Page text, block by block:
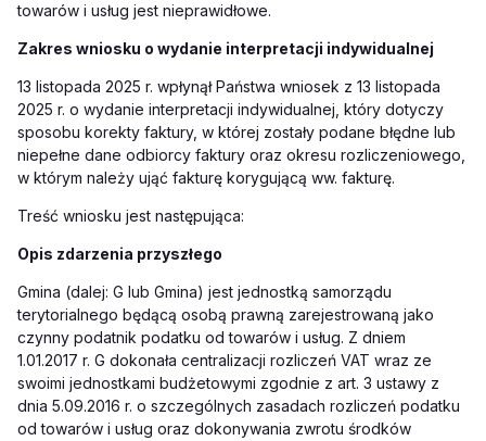
towarów i usług jest nieprawidłowe.
Zakres wniosku o wydanie interpretacji indywidualnej
13 listopada 2025 r. wpłynął Państwa wniosek z 13 listopada
2025 r. o wydanie interpretacji indywidualnej, który dotyczy
sposobu korekty faktury, w której zostały podane błędne lub
niepełne dane odbiorcy faktury oraz okresu rozliczeniowego,
w którym należy ująć fakturę korygującą ww. fakturę.
Treść wniosku jest następująca:
Opis zdarzenia przyszłego
Gmina (dalej: G lub Gmina) jest jednostką samorządu
terytorialnego będącą osobą prawną zarejestrowaną jako
czynny podatnik podatku od towarów i usług. Z dniem
1.01.2017 r. G dokonała centralizacji rozliczeń VAT wraz ze
swoimi jednostkami budżetowymi zgodnie z art. 3 ustawy z
dnia 5.09.2016 r. o szczególnych zasadach rozliczeń podatku
od towarów i usług oraz dokonywania zwrotu środków